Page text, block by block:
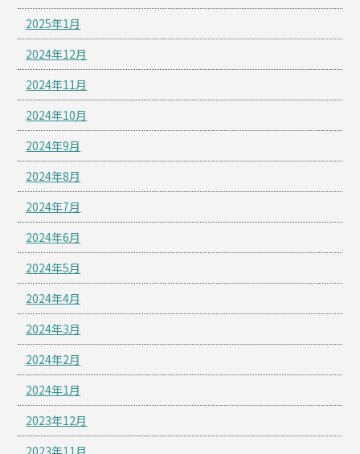
2025年1月
2024年12月
2024年11月
2024年10月
2024年9月
2024年8月
2024年7月
2024年6月
2024年5月
2024年4月
2024年3月
2024年2月
2024年1月
2023年12月